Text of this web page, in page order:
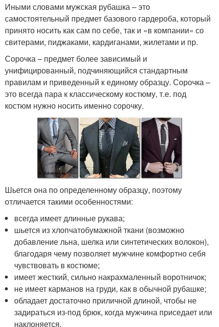
Иными словами мужская рубашка – это
самостоятельный предмет базового гардероба, который
принято носить как сам по себе, так и «в компании» со
свитерами, пиджаками, кардиганами, жилетами и пр.
Сорочка – предмет более зависимый и
унифицированный, подчиняющийся стандартным
правилам и приведенный к единому образцу. Сорочка –
это всегда пара к классическому костюму, т.е. под
костюм нужно носить именно сорочку.
Шьется она по определенному образцу, поэтому
отличается такими особенностями:
всегда имеет длинные рукава;
шьется из хлопчатобумажной ткани (возможно
добавление льна, шелка или синтетических волокон),
благодаря чему позволяет мужчине комфортно себя
чувствовать в костюме;
имеет жесткий, сильно накрахмаленный воротничок;
не имеет карманов на груди, как в обычной рубашке;
обладает достаточно приличной длиной, чтобы не
задираться из-под брюк, когда мужчина приседает или
наклоняется.